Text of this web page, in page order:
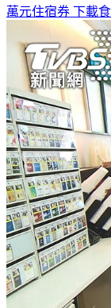
萬元住宿券 下載